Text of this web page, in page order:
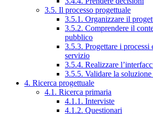
3.5. Il processo progettuale
3.5.1. Organizzare il
3.5.2. Comprendere il
pubblico
3.5.3. Progettare i processi
servizio
3.5.4. Realizzare
3.5.5. Validare la soluzione
4. Ricerca progettuale
4.1. Ricerca primaria
4.1.1. Interviste
4.1.2. Questionari